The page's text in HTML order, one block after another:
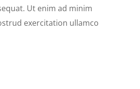
Ut enim ad minim
exercitation ullamco